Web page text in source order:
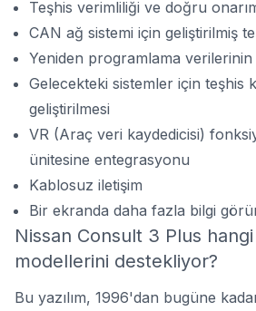
Teşhis verimliliği ve doğru
CAN ağ sistemi için geliştirilmiş
Yeniden programlama verilerinin
Gelecekteki sistemler için teşhis
geliştirilmesi
VR (Araç veri kaydedicisi)
ünitesine entegrasyonu
Kablosuz iletişim
Bir ekranda daha fazla bilgi
Nissan Consult 3 Plus
modellerini destekliyor?
Bu yazılım, 1996'dan bugüne